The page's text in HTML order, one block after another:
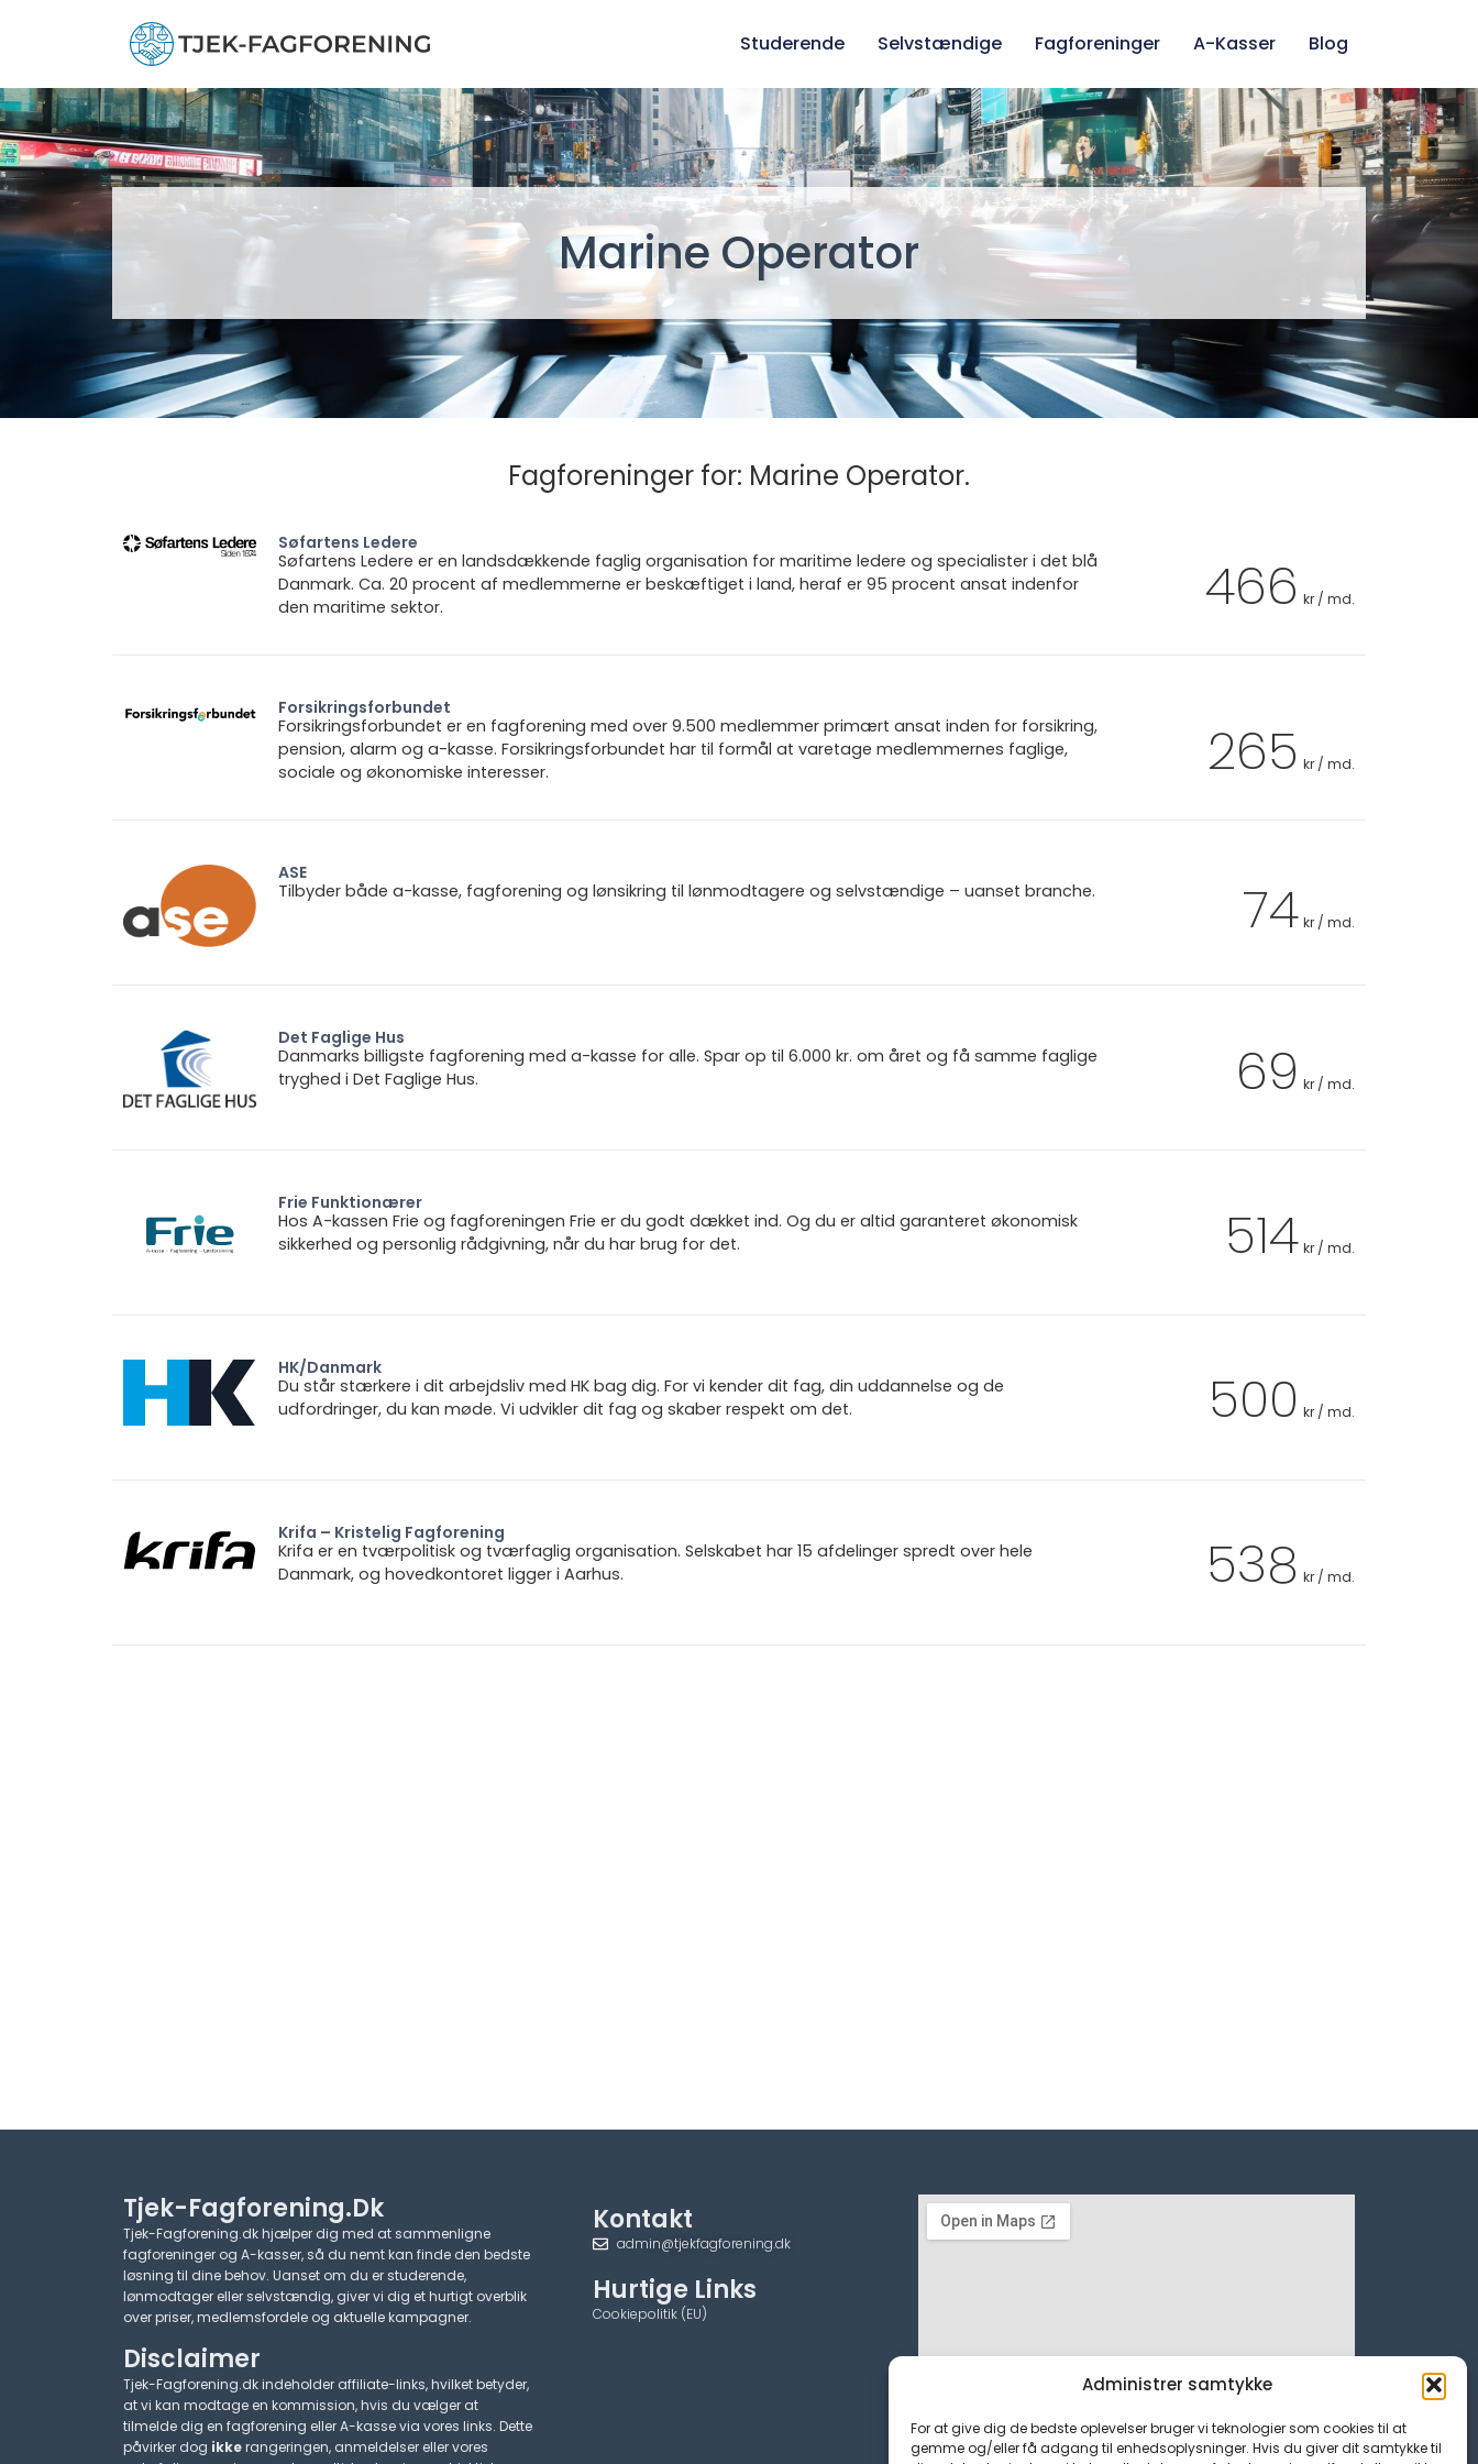
Administrer samtykke
For at give dig de bedste oplevelser bruger vi teknologier som cookies til at
gemme og/eller få adgang til enhedsoplysninger. Hvis du giver dit samtykke til
Studerende Selvstændige Fagforeninger A-Kasser Blog
Marine Operator
Fagforeninger for: Marine Operator.
Søfartens Ledere
Søfartens Ledere er en landsdækkende faglig organisation for maritime ledere og specialister i det blå
Danmark. Ca. 20 procent af medlemmerne er beskæftiget i land, heraf er 95 procent ansat indenfor
den maritime sektor.
466 kr / md.
Forsikringsforbundet
Forsikringsforbundet er en fagforening med over 9.500 medlemmer primært ansat inden for forsikring,
pension, alarm og a-kasse. Forsikringsforbundet har til formål at varetage medlemmernes faglige,
sociale og økonomiske interesser.
265 kr / md.
ASE
Tilbyder både a-kasse, fagforening og lønsikring til lønmodtagere og selvstændige – uanset branche.
74 kr / md.
Det Faglige Hus
Danmarks billigste fagforening med a-kasse for alle. Spar op til 6.000 kr. om året og få samme faglige
tryghed i Det Faglige Hus.
69 kr / md.
Frie Funktionærer
Hos A-kassen Frie og fagforeningen Frie er du godt dækket ind. Og du er altid garanteret økonomisk
sikkerhed og personlig rådgivning, når du har brug for det.
514 kr / md.
HK/Danmark
Du står stærkere i dit arbejdsliv med HK bag dig. For vi kender dit fag, din uddannelse og de
udfordringer, du kan møde. Vi udvikler dit fag og skaber respekt om det.
500 kr / md.
Krifa – Kristelig Fagforening
Krifa er en tværpolitisk og tværfaglig organisation. Selskabet har 15 afdelinger spredt over hele
Danmark, og hovedkontoret ligger i Aarhus.
538 kr / md.
Tjek-Fagforening.dk
Tjek-Fagforening.dk hjælper dig med at sammenligne
fagforeninger og A-kasser, så du nemt kan finde den bedste
løsning til dine behov. Uanset om du er studerende,
lønmodtager eller selvstændig, giver vi dig et hurtigt overblik
over priser, medlemsfordele og aktuelle kampagner.​
Disclaimer
Tjek-Fagforening.dk indeholder affiliate-links, hvilket betyder,
at vi kan modtage en kommission, hvis du vælger at
tilmelde dig en fagforening eller A-kasse via vores links. Dette
påvirker dog ikkerangeringen, anmeldelser eller vores
Kontakt
admin@tjekfagforening.dk
Hurtige Links
Cookiepolitik (EU)